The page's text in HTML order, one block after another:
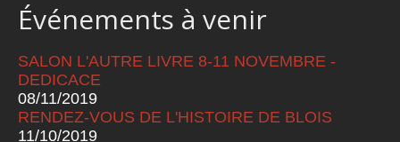
Événements à venir
SALON L'AUTRE LIVRE 8-11 NOVEMBRE -
DEDICACE
08/11/2019
RENDEZ-VOUS DE L'HISTOIRE DE BLOIS
11/10/2019